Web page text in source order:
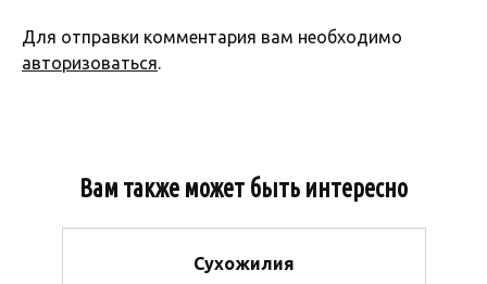
Для отправки комментария вам необходимо
авторизоваться.
Вам также может быть интересно
Сухожилия